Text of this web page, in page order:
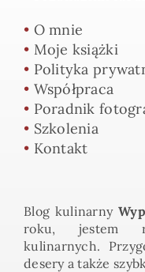
• O mnie
• Moje książki
• Polityka
• Współpraca
• Poradnik
• Szkolenia
• Kontakt
Blog kulinarny
roku, jestem
kulinarnych.
desery a także